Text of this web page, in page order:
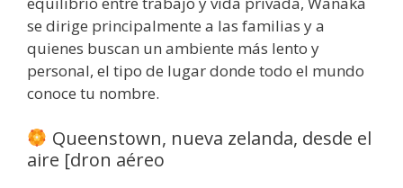
se dirige principalmente a las familias y a
quienes buscan un ambiente más lento y
personal, el tipo de lugar donde todo el mundo
conoce tu nombre.
Queenstown, nueva zelanda, desde el
aire [dron aéreo